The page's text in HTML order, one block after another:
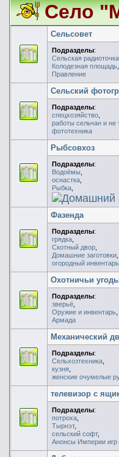
Село
Сельсовет
Подразделы:
Сельская радиоточка
Колодезная площадь,
Правление
Сельский
Подразделы:
спецхозяйство,
работы сельчан и не
фототехника
Рыбсовхоз
Подразделы:
Водоёмы,
оснастка,
Рыбка,
Домашний
Фазенда
Подразделы:
грядка,
Скотный двор,
Домашние заготовки,
огородный инвентарь
Охотничьи
Подразделы:
зверьё,
Оружие и инвентарь,
Армада
Механический
Подразделы:
Сельхозтехника,
кузня,
женские очумелые
телевизор с
Подразделы:
потроха,
Тырнэт,
сельский софт,
Анонсы Империи игр